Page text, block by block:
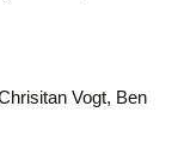
Vogt, Ben